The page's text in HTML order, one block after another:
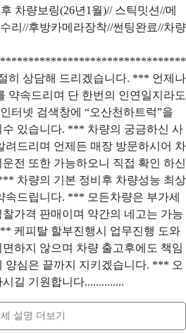
차량보링(26년1월)// 스틱밋션//메
리//후방카메라장착//썬팅완료//차량
히 상담해 드리겠습니다. *** 언제나
약속드리며 단 한번의 인연일지라도
터넷 검색창에 “오산천하트럭”을
있습니다. *** 차량의 궁금하신 사
려드리며 언제든 매장 방문하시어 차
전 또한 가능하오니 직접 확인 하신
차량의 기본 정비후 차량성능 최상
속드립니다. *** 모든차량은 부가세
가격 판매이며 약간의 네고는 가능
케피탈 할부진행시 업무진행 도와
하지 않으며 차량 출고후에도 책임
양심은 끝까지 지키겠습니다. *** 오
길 기원합니다..............
설명 더보기